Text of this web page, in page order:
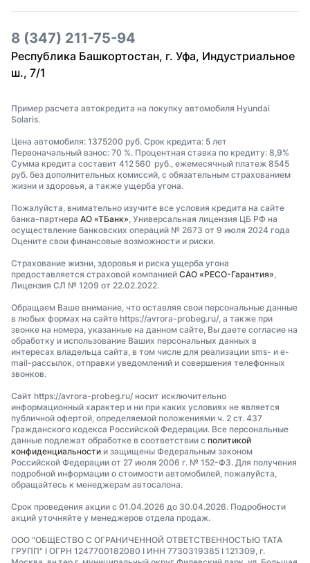
8 (347) 211-75-94
Республика Башкортостан, г. Уфа, Индустриальное
ш., 7/1
Пример расчета автокредита на покупку автомобиля Hyundai
Solaris.
Цена автомобиля: 1375200 руб. Срок кредита: 5 лет
Первоначальный взнос: 70 %. Процентная ставка по кредиту: 8,9%
Сумма кредита составит 412 560 руб., ежемесячный платеж 8545
руб. без дополнительных комиссий, с обязательным страхованием
жизни и здоровья, а также ущерба угона.
Пожалуйста, внимательно изучите все условия кредита на сайте
банка-партнера АО «ТБанк», Универсальная лицензия ЦБ РФ на
осуществление банковских операций № 2673 от 9 июля 2024 года
Оцените свои финансовые возможности и риски.
Страхование жизни, здоровья и риска ущерба угона
предоставляется страховой компанией САО «РЕСО-Гарантия»,
Лицензия СЛ № 1209 от 22.02.2022.
Обращаем Ваше внимание, что оставляя свои персональные данные
в любых формах на сайте https://avrora-probeg.ru/, а также при
звонке на номера, указанные на данном сайте, Вы даете согласие на
обработку и использование Ваших персональных данных в
интересах владельца сайта, в том числе для реализации sms- и e-
mail-рассылок, отправки уведомлений и совершения телефонных
звонков.
Сайт https://avrora-probeg.ru/ носит исключительно
информационный характер и ни при каких условиях не является
публичной офертой, определяемой положениями ч. 2 ст. 437
Гражданского кодекса Российской Федерации. Все персональные
данные подлежат обработке в соответствии с политикой
конфиденциальности и защищены Федеральным законом
Российской Федерации от 27 июля 2006 г. № 152-ФЗ. Для получения
подробной информации о стоимости автомобилей, пожалуйста,
обращайтесь к менеджерам автосалона.
Срок проведения акции с 01.04.2026 до 30.04.2026. Подробности
акций уточняйте у менеджеров отдела продаж.
ООО "ОБЩЕСТВО С ОГРАНИЧЕННОЙ ОТВЕТСТВЕННОСТЬЮ ТАТА
ГРУПП" I ОГРН 1247700182080 I ИНН 7730319385 I 121309, г.